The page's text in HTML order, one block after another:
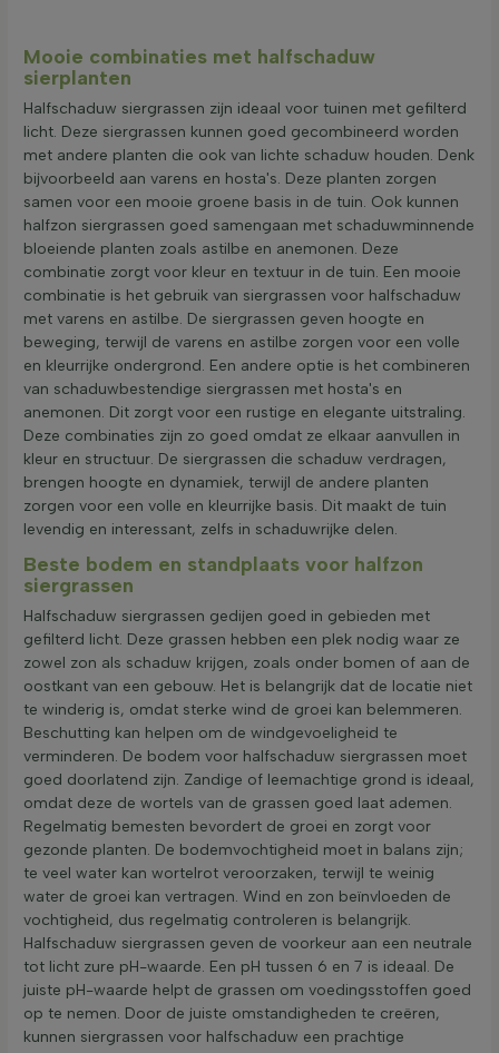
Mooie combinaties met halfschaduw
sierplanten
Halfschaduw siergrassen zijn ideaal voor tuinen met gefilterd
licht. Deze siergrassen kunnen goed gecombineerd worden
met andere planten die ook van lichte schaduw houden. Denk
bijvoorbeeld aan varens en hosta's. Deze planten zorgen
samen voor een mooie groene basis in de tuin. Ook kunnen
halfzon siergrassen goed samengaan met schaduwminnende
bloeiende planten zoals astilbe en anemonen. Deze
combinatie zorgt voor kleur en textuur in de tuin. Een mooie
combinatie is het gebruik van siergrassen voor halfschaduw
met varens en astilbe. De siergrassen geven hoogte en
beweging, terwijl de varens en astilbe zorgen voor een volle
en kleurrijke ondergrond. Een andere optie is het combineren
van schaduwbestendige siergrassen met hosta's en
anemonen. Dit zorgt voor een rustige en elegante uitstraling.
Deze combinaties zijn zo goed omdat ze elkaar aanvullen in
kleur en structuur. De siergrassen die schaduw verdragen,
brengen hoogte en dynamiek, terwijl de andere planten
zorgen voor een volle en kleurrijke basis. Dit maakt de tuin
levendig en interessant, zelfs in schaduwrijke delen.
Beste bodem en standplaats voor halfzon
siergrassen
Halfschaduw siergrassen gedijen goed in gebieden met
gefilterd licht. Deze grassen hebben een plek nodig waar ze
zowel zon als schaduw krijgen, zoals onder bomen of aan de
oostkant van een gebouw. Het is belangrijk dat de locatie niet
te winderig is, omdat sterke wind de groei kan belemmeren.
Beschutting kan helpen om de windgevoeligheid te
verminderen. De bodem voor halfschaduw siergrassen moet
goed doorlatend zijn. Zandige of leemachtige grond is ideaal,
omdat deze de wortels van de grassen goed laat ademen.
Regelmatig bemesten bevordert de groei en zorgt voor
gezonde planten. De bodemvochtigheid moet in balans zijn;
te veel water kan wortelrot veroorzaken, terwijl te weinig
water de groei kan vertragen. Wind en zon beïnvloeden de
vochtigheid, dus regelmatig controleren is belangrijk.
Halfschaduw siergrassen geven de voorkeur aan een neutrale
tot licht zure pH-waarde. Een pH tussen 6 en 7 is ideaal. De
juiste pH-waarde helpt de grassen om voedingsstoffen goed
op te nemen. Door de juiste omstandigheden te creëren,
kunnen siergrassen voor halfschaduw een prachtige